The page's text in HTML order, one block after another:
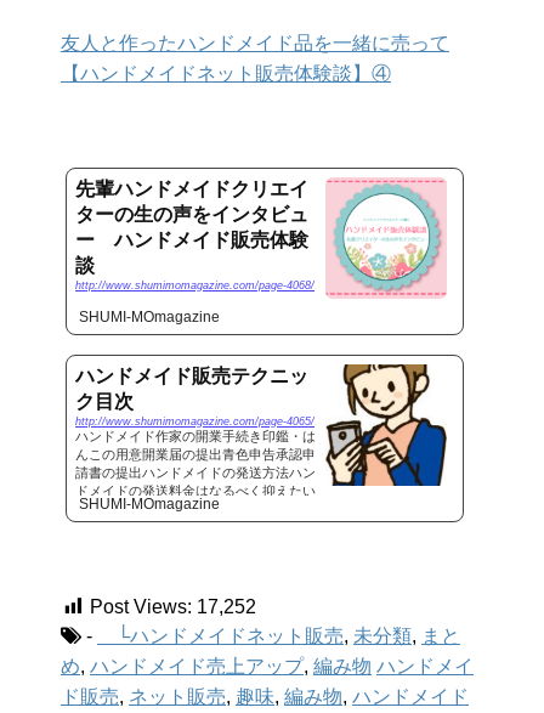
友人と作ったハンドメイド品を一緒に売って
【ハンドメイドネット販売体験談】④
先輩ハンドメイドクリエイ
ターの生の声をインタビュ
ー ハンドメイド販売体験
談
http://www.shumimomagazine.com/page-4068/
SHUMI-MOmagazine
ハンドメイド販売テクニッ
ク目次
http://www.shumimomagazine.com/page-4065/
ハンドメイド作家の開業手続き印鑑・は
んこの用意開業届の提出青色申告承認申
請書の提出ハンドメイドの発送方法ハン
ドメイドの発送料金はなるべく抑えたい
ところ。とはいえ、トラブルを防ぐため
に追跡機能が付いている発送方法が良い
SHUMI-MOmagazine
Post Views: 17,252
-
└ハンドメイドネット販売, 未分類, まと
め, ハンドメイド売上アップ, 編み物 ハンドメイ
ド販売, ネット販売, 趣味, 編み物, ハンドメイド